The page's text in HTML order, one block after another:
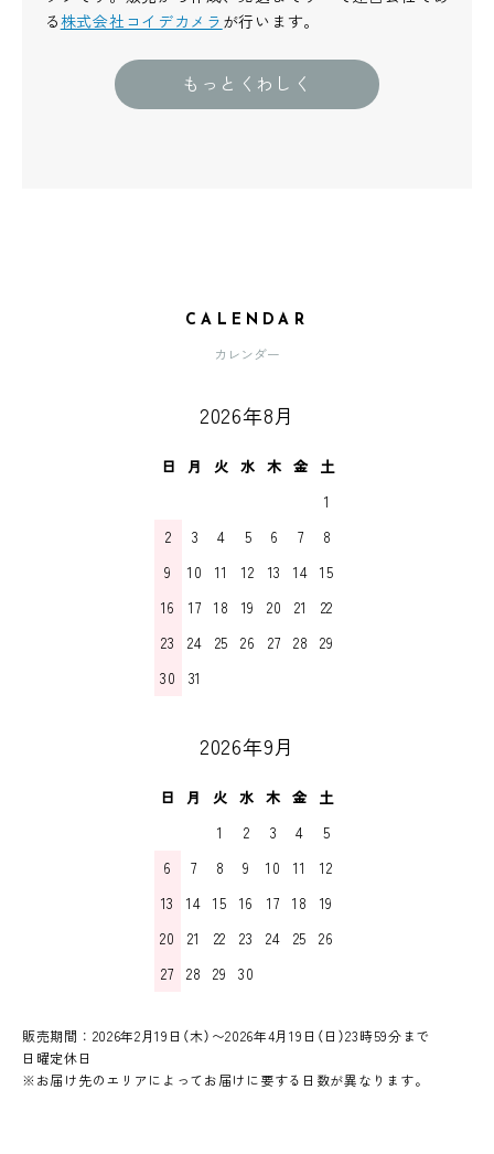
る株式会社コイデカメラ が行います。
もっとくわしく
CALENDAR
カレンダー
2026年8月
日 月 火 水 木 金 土
1
2
3 4 5 6 7
8
9
10 11 12 13 14 15
16
17 18 19 20 21
22
23
24 25 26 27 28
29
30
31
2026年9月
日 月 火 水 木 金 土
1
2 3 4
5
6
7 8 9 10 11
12
13
14 15 16 17 18
19
20
21 22 23 24 25
26
27
28 29 30
販売期間：2026年2月19日（木）〜2026年4月19日（日）23時59分まで
日曜定休日
※お届け先のエリアによってお届けに要する日数が異なります。